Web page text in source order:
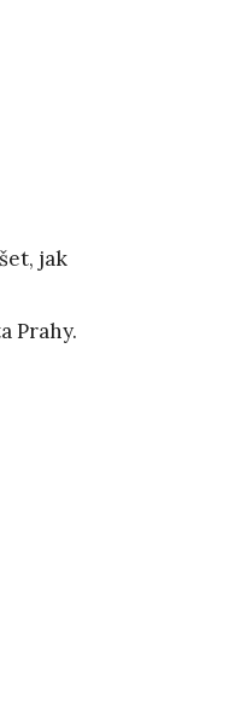
jak
Prahy.